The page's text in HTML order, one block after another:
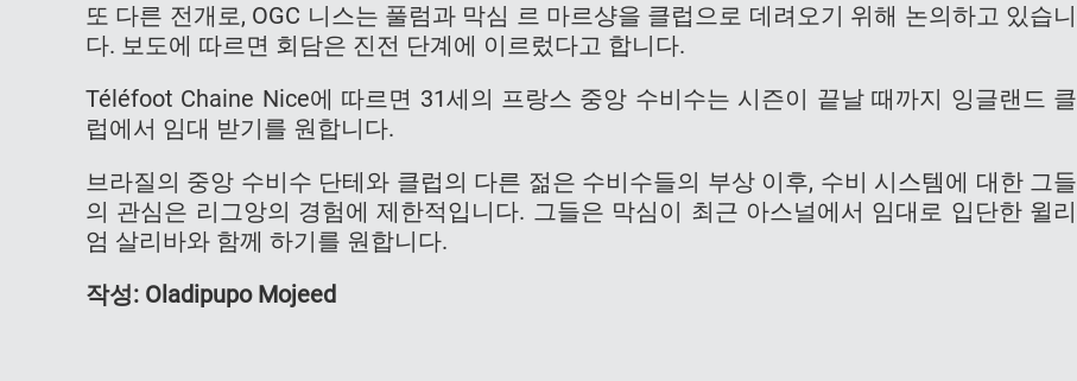
또 다른 전개로, OGC 니스는 풀럼과 막심 르 마르샹을 클럽으로 데려오기 위해 논의하고 있습니
다. 보도에 따르면 회담은 진전 단계에 이르렀다고 합니다.
Téléfoot Chaine Nice에 따르면 31세의 프랑스 중앙 수비수는 시즌이 끝날 때까지 잉글랜드 클
럽에서 임대 받기를 원합니다.
브라질의 중앙 수비수 단테와 클럽의 다른 젊은 수비수들의 부상 이후, 수비 시스템에 대한 그들
의 관심은 리그앙의 경험에 제한적입니다. 그들은 막심이 최근 아스널에서 임대로 입단한 윌리
엄 살리바와 함께 하기를 원합니다.
작성: Oladipupo Mojeed